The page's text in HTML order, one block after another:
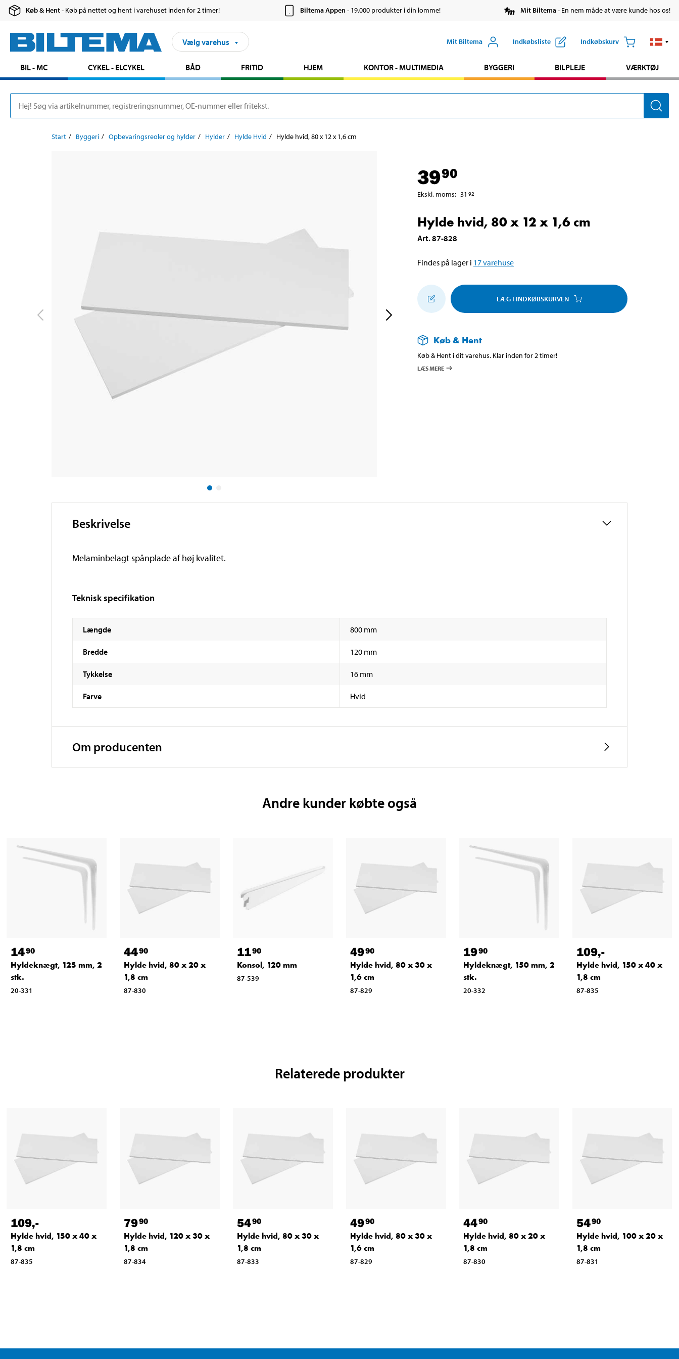
Køb & Hent- Køb på nettet og hent i varehuset inden for 2 timer! Biltema Appen- 19.000 produkter i din lomme! Mit Biltema- En nem måde at være kunde hos os!
Vælg varehus Mit Biltema Indkøbsliste Indkøbskurv
BIL - MC CYKEL - ELCYKEL BÅD FRITID HJEM KONTOR - MULTIMEDIA BYGGERI BILPLEJE VÆRKTØJ
Start Byggeri Opbevaringsreoler og hylder Hylder Hylde Hvid Hylde hvid, 80 x 12 x 1,6 cm
3990
Ekskl. moms: 31 92
Hylde hvid, 80 x 12 x 1,6 cm
Art.87-828
Findes på lager i 17varehuse
LÆG I INDKØBSKURVEN
Køb & Hent
Køb & Hent i dit varehus. Klar inden for 2 timer!
LÆS MERE
Beskrivelse
Melaminbelagt spånplade af høj kvalitet.
Teknisk specifikation
Længde 800 mm
Bredde 120 mm
Tykkelse 16 mm
Farve Hvid
Om producenten
Andre kunder købte også
1490
Hyldeknægt, 125 mm, 2
stk.
20-331
4490
Hylde hvid, 80 x 20 x
1,8 cm
87-830
1190
Konsol, 120 mm
87-539
4990
Hylde hvid, 80 x 30 x
1,6 cm
87-829
1990
Hyldeknægt, 150 mm, 2
stk.
20-332
109,-
Hylde hvid, 150 x 40 x
1,8 cm
87-835
Relaterede produkter
109,-
Hylde hvid, 150 x 40 x
1,8 cm
87-835
7990
Hylde hvid, 120 x 30 x
1,8 cm
87-834
5490
Hylde hvid, 80 x 30 x
1,8 cm
87-833
4990
Hylde hvid, 80 x 30 x
1,6 cm
87-829
4490
Hylde hvid, 80 x 20 x
1,8 cm
87-830
5490
Hylde hvid, 100 x 20 x
1,8 cm
87-831